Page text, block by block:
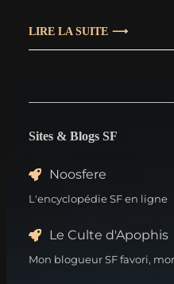
jamais découvert
d'en faire mystère,
LIRE LA SUITE
Sites & Blogs SF
Noosfere
L'encyclopédie SF en ligne
Le Culte d'Apophis
Mon blogueur SF favori,